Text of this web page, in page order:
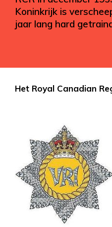
Koninkrijk is
jaar lang hard
Het Royal Canadian